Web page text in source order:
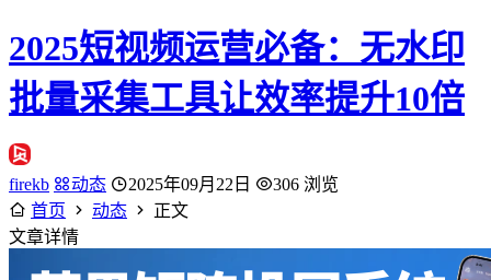
2025短视频运营必备：无水印
批量采集工具让效率提升10倍
firekb 动态 2025年09月22日
306 浏览
首页
动态
正文
文章详情